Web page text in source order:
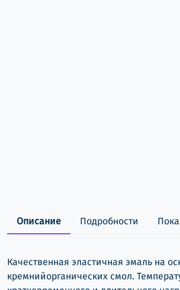
Описание Подробности
Качественная эластичная эмаль на
кремнийорганических смол.